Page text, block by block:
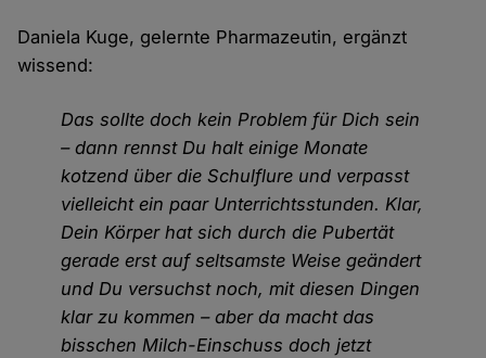
Daniela Kuge, gelernte Pharmazeutin, ergänzt
wissend:
Das sollte doch kein Problem für Dich sein
– dann rennst Du halt einige Monate
kotzend über die Schulflure und verpasst
vielleicht ein paar Unterrichtsstunden. Klar,
Dein Körper hat sich durch die Pubertät
gerade erst auf seltsamste Weise geändert
und Du versuchst noch, mit diesen Dingen
klar zu kommen – aber da macht das
bisschen Milch-Einschuss doch jetzt